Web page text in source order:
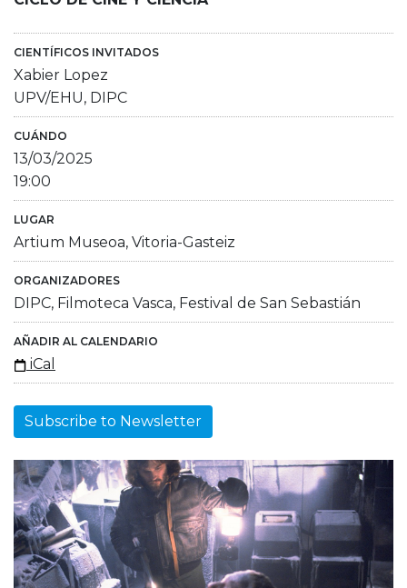
CIENTÍFICOS INVITADOS
Xabier Lopez
UPV/EHU, DIPC
CUÁNDO
13/03/2025
19:00
LUGAR
Artium Museoa, Vitoria-Gasteiz
ORGANIZADORES
DIPC, Filmoteca Vasca, Festival de San Sebastián
AÑADIR AL CALENDARIO
iCal
Subscribe to Newsletter